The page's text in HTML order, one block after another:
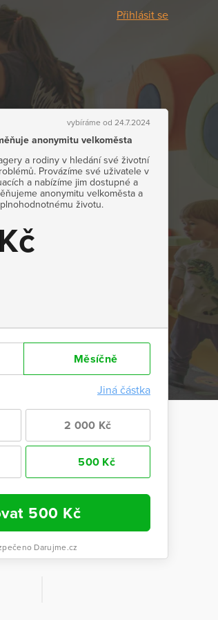
Přihlásit se
vybíráme od 24.7.2024
anonymitu velkoměsta
a rodiny v hledání své životní
Provázíme své uživatele v
a nabízíme jim dostupné a
anonymitu velkoměsta a
životu.
Měsíčně
Jiná částka
2 000 Kč
500 Kč
500 Kč
Darujme.cz